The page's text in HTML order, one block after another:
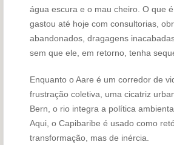
água escura e o mau cheiro. O que
gastou até hoje com consultorias,
abandonados, dragagens
sem que ele, em retorno, tenha
Enquanto o Aare é um corredor de
frustração coletiva, uma cicatriz
Bern, o rio integra a política
Aqui, o Capibaribe é usado como
transformação, mas de inércia.